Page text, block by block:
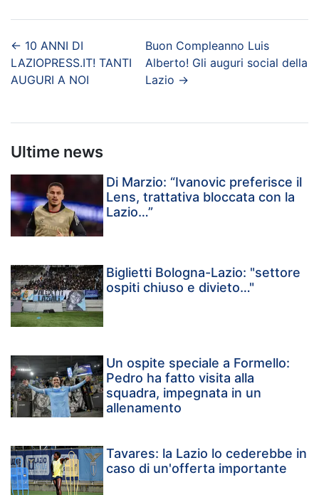
← 10 ANNI DI
LAZIOPRESS.IT! TANTI
AUGURI A NOI
Buon Compleanno Luis
Alberto! Gli auguri social della
Lazio →
Ultime news
Di Marzio: “Ivanovic preferisce il
Lens, trattativa bloccata con la
Lazio…”
Biglietti Bologna-Lazio: "settore
ospiti chiuso e divieto…"
Un ospite speciale a Formello:
Pedro ha fatto visita alla
squadra, impegnata in un
allenamento
Tavares: la Lazio lo cederebbe in
caso di un'offerta importante